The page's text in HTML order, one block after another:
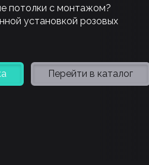
потолки с монтажом?
установкой розовых
Перейти в каталог